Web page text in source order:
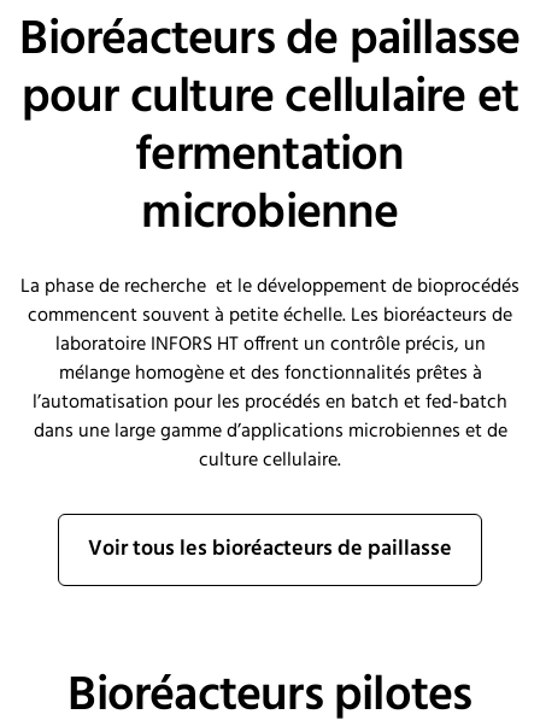
Bioréacteurs de paillasse
pour culture cellulaire et
fermentation
microbienne
La phase de recherche et le développement de bioprocédés
commencent souvent à petite échelle. Les bioréacteurs de
laboratoire INFORS HT offrent un contrôle précis, un
mélange homogène et des fonctionnalités prêtes à
l’automatisation pour les procédés en batch et fed-batch
dans une large gamme d’applications microbiennes et de
culture cellulaire.
Voir tous les bioréacteurs de paillasse
Bioréacteurs pilotes